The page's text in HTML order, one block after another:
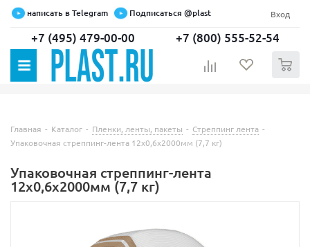
написать в Telegram Подписаться @plast Вход
+7 (495) 479-00-00 +7 (800) 555-52-54
Главная - Каталог - Пленки, ленты, пакеты - Стреппинг лента -
Упаковочная стреппинг-лента 12х0,6х2000мм (7,7 кг)
Упаковочная стреппинг-лента
12х0,6х2000мм (7,7 кг)